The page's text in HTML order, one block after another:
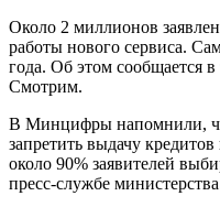
Около 2 миллионов
работы нового сервиса.
года. Об этом сообщается
Смотрим.
В Минцифры напомнили,
запретить выдачу
около 90% заявителей
пресс-службе